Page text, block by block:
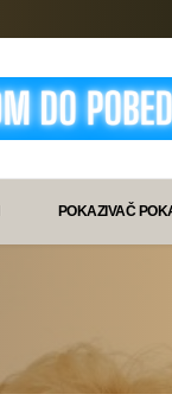
POKAZIVAČ